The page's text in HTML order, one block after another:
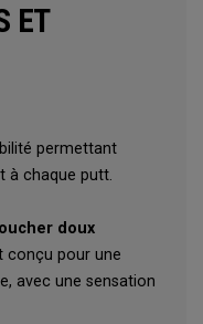
ET
permettant
à chaque putt.
doux
conçu pour une
avec une sensation